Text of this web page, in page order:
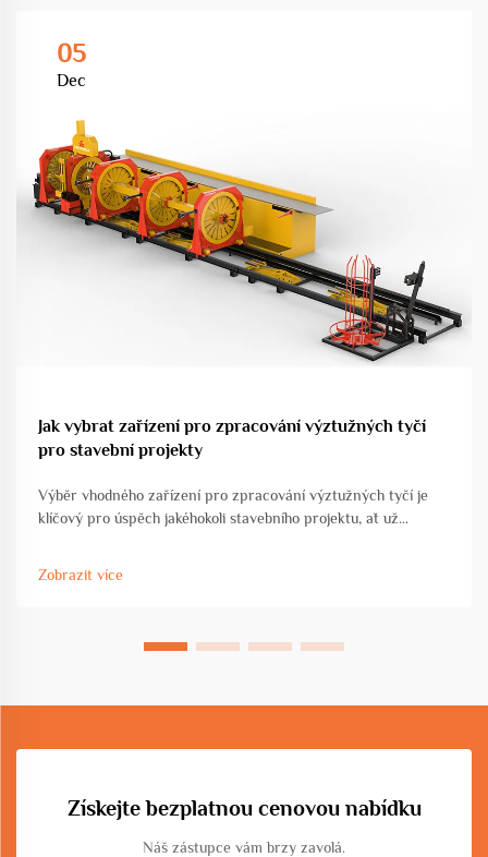
05
Dec
Jak vybrat zařízení pro zpracování výztužných tyčí
pro stavební projekty
Výběr vhodného zařízení pro zpracování výztužných tyčí je
klíčový pro úspěch jakéhokoli stavebního projektu, ať už
Zobrazit více
Získejte bezplatnou cenovou nabídku
Náš zástupce vám brzy zavolá.